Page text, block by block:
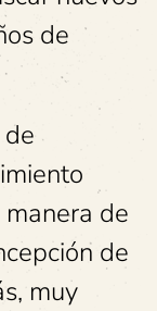
de
de
de
muy